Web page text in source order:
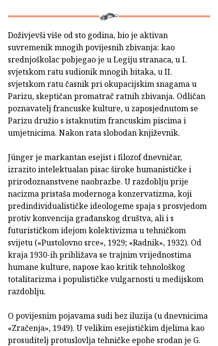
Doživjevši više od sto godina, bio je aktivan
suvremenik mnogih povijesnih zbivanja: kao
srednjoškolac pobjegao je u Legiju stranaca, u I.
svjetskom ratu sudionik mnogih bitaka, u II.
svjetskom ratu časnik pri okupacijskim snagama u
Parizu, skeptičan promatrač ratnih zbivanja. Odličan
poznavatelj francuske kulture, u zaposjednutom se
Parizu družio s istaknutim francuskim piscima i
umjetnicima. Nakon rata slobodan književnik.
Jünger je markantan esejist i filozof dnevničar,
izrazito intelektualan pisac široke humanističke i
prirodoznanstvene naobrazbe. U razdoblju prije
nacizma pristaša modernoga konzervatizma, koji
predindividualističke ideologeme spaja s prosvjedom
protiv konvencija građanskog društva, ali i s
futurističkom idejom kolektivizma u tehničkom
svijetu («Pustolovno srce», 1929; «Radnik», 1932). Od
kraja 1930-ih približava se trajnim vrijednostima
humane kulture, napose kao kritik tehnološkog
totalitarizma i populističke vulgarnosti u medijskom
razdoblju.
O povijesnim pojavama sudi bez iluzija (u dnevnicima
«Zračenja», 1949). U velikim esejističkim djelima kao
prosuditelj protuslovlja tehničke epohe srodan je G.